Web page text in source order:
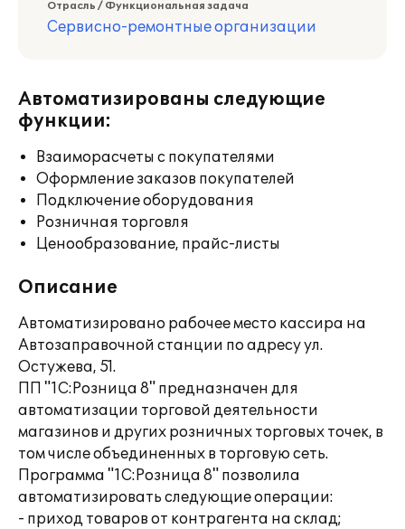
Отрасль / Функциональная задача
Сервисно-ремонтные организации
Автоматизированы следующие
функции:
Взаиморасчеты с покупателями
Оформление заказов покупателей
Подключение оборудования
Розничная торговля
Ценообразование, прайс-листы
Описание
Автоматизировано рабочее место кассира на
Автозаправочной станции по адресу ул.
Остужева, 51.
ПП "1С:Розница 8" предназначен для
автоматизации торговой деятельности
магазинов и других розничных торговых точек, в
том числе объединенных в торговую сеть.
Программа "1С:Розница 8" позволила
автоматизировать следующие операции:
- приход товаров от контрагента на склад;